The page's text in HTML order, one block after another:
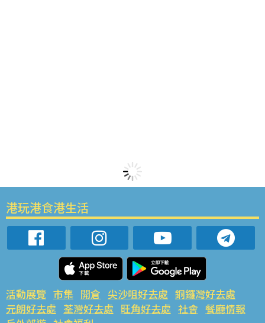
港玩港食港生活
活動展覽 市集 開倉 尖沙咀好去處 銅鑼灣好去處
元朗好去處 荃灣好去處 旺角好去處 社會 餐廳情報